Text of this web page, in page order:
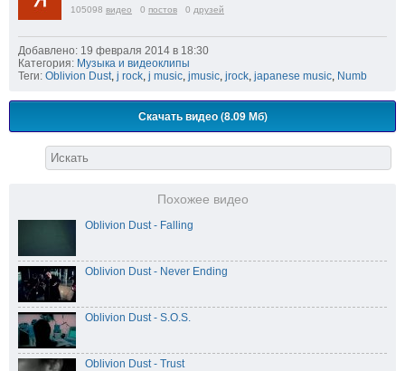
105098 видео 0 постов 0 друзей
Добавлено: 19 февраля 2014 в 18:30
Категория: Музыка и видеоклипы
Теги: Oblivion Dust, j rock, j music, jmusic, jrock, japanese music, Numb
Скачать видео (8.09 Мб)
Похожее видео
Oblivion Dust - Falling
Oblivion Dust - Never Ending
Oblivion Dust - S.O.S.
Oblivion Dust - Trust